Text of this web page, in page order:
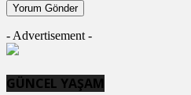
- Advertisement -
GÜNCEL YAŞAM